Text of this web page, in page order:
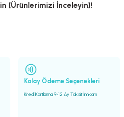
[Ürünlerimizi İnceleyin]!
Kolay Ödeme Seçenekleri
Kredi Kartlarına 9-12 Ay Taksit İmkanı